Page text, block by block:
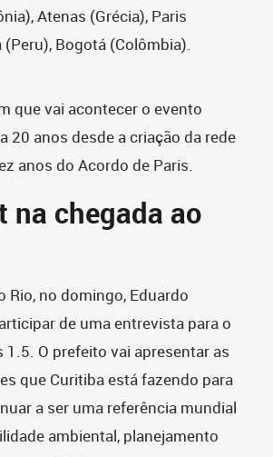
Atenas (Grécia), Paris
(Peru), Bogotá (Colômbia).
que vai acontecer o evento
20 anos desde a criação da rede
anos do Acordo de Paris.
na chegada ao
Rio, no domingo, Eduardo
de uma entrevista para o
1.5. O prefeito vai apresentar as
que Curitiba está fazendo para
a ser uma referência mundial
ambiental, planejamento